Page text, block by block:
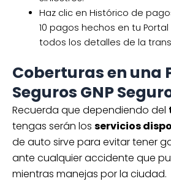
Haz clic en Histórico de
10 pagos hechos en tu
todos los detalles de la
Coberturas en una
Seguros GNP
Recuerda que dependiendo del
tengas serán los servicios
de auto sirve para evitar tener
ante cualquier accidente que
mientras manejas por la ciudad.